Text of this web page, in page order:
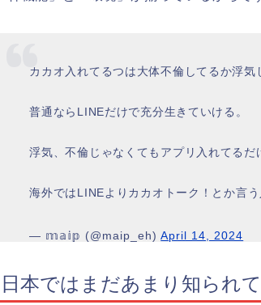
カカオ入れてるつは大体不倫してるか浮気
普通ならLINEだけで充分生きていける。
浮気、不倫じゃなくてもアプリ入れてるだ
海外ではLINEよりカカオトーク！とか言
— 𝕞𝕒𝕚𝕡 (@maip_eh)April 14, 2024
日本ではまだあまり知られ